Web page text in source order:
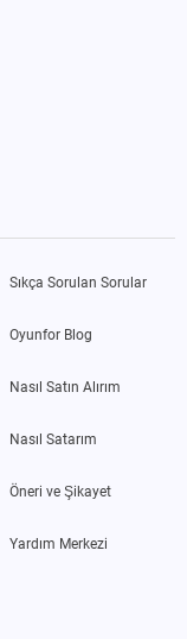
Sıkça Sorulan Sorular
Oyunfor Blog
Nasıl Satın Alırım
Nasıl Satarım
Öneri ve Şikayet
Yardım Merkezi